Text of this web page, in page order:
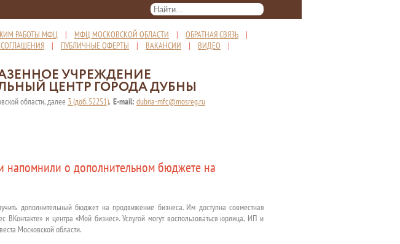
РАБОТЫ МФЦ | МФЦ МОСКОВСКОЙ ОБЛАСТИ | ОБРАТНАЯ СВЯЗЬ |
| ПУБЛИЧНЫЕ ОФЕРТЫ | ВАКАНСИИ | ВИДЕО |
УЧРЕЖДЕНИЕ
ЦЕНТР ГОРОДА ДУБНЫ
области, далее 3 (доб. 52251), E-mail: dubna-mfc@mosreg.ru
напомнили о дополнительном бюджете на
дополнительный бюджет на продвижение бизнеса. Им доступна совместная
и центра «Мой бизнес». Услугой могут воспользоваться юрлица, ИП и
Московской области.